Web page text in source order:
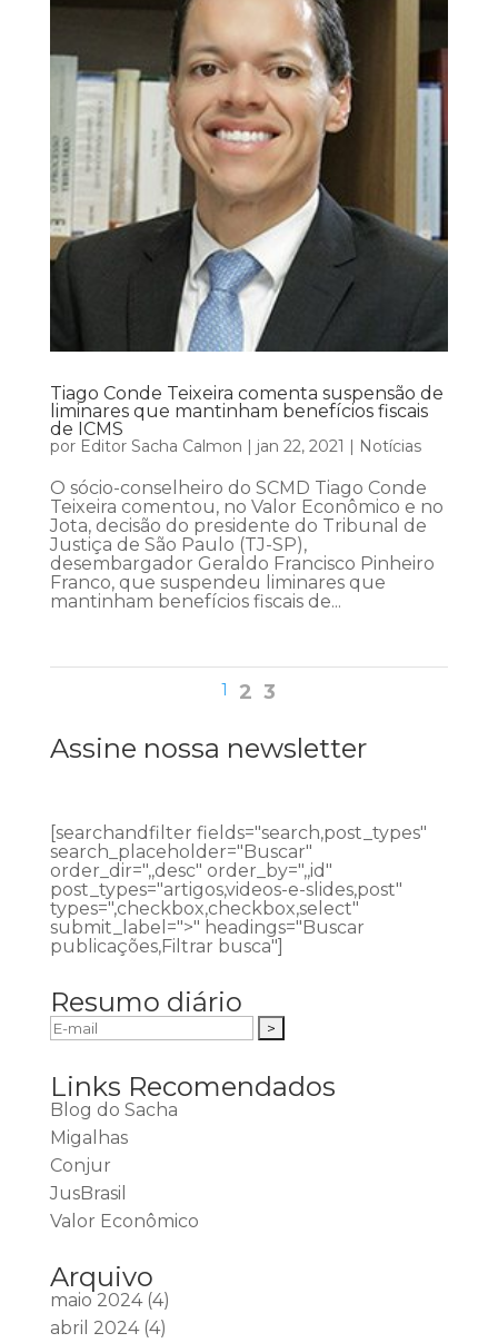
Tiago Conde Teixeira comenta suspensão de
liminares que mantinham benefícios fiscais
de ICMS
por Editor Sacha Calmon | jan 22, 2021 | Notícias
O sócio-conselheiro do SCMD Tiago Conde
Teixeira comentou, no Valor Econômico e no
Jota, decisão do presidente do Tribunal de
Justiça de São Paulo (TJ-SP),
desembargador Geraldo Francisco Pinheiro
Franco, que suspendeu liminares que
mantinham benefícios fiscais de...
1 2 3
Assine nossa newsletter
[searchandfilter fields="search,post_types"
search_placeholder="Buscar"
order_dir=",,desc" order_by=",,id"
post_types="artigos,videos-e-slides,post"
types=",checkbox,checkbox,select"
submit_label=">" headings="Buscar
publicações,Filtrar busca"]
Resumo diário
Links Recomendados
Blog do Sacha
Migalhas
Conjur
JusBrasil
Valor Econômico
Arquivo
maio 2024(4)
abril 2024(4)